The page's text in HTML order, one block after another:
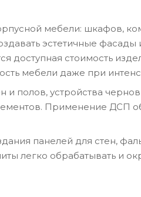
мебели: шкафов,
эстетичные фасады
доступная стоимость
мебели даже при
и полов, устройства
Применение ДСП
панелей для стен,
легко обрабатывать и